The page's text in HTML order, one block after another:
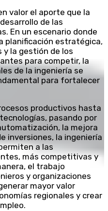
valor el aporte que la
de las
En un escenario donde
planificación estratégica,
y la gestión de los
para competir, la
de la ingeniería se
para fortalecer
productivos hasta
pasando por
la mejora
inversiones, la ingeniería
a las
más competitivas y
el trabajo
y organizaciones
mayor valor
regionales y crear